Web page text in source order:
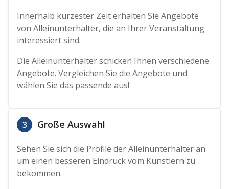
Innerhalb kürzester Zeit erhalten Sie Angebote
von Alleinunterhalter, die an Ihrer Veranstaltung
interessiert sind.
Die Alleinunterhalter schicken Ihnen verschiedene
Angebote. Vergleichen Sie die Angebote und
wählen Sie das passende aus!
3 Große Auswahl
Sehen Sie sich die Profile der Alleinunterhalter an
um einen besseren Eindruck vom Künstlern zu
bekommen.